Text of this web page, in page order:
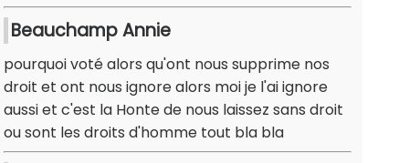
Beauchamp Annie
pourquoi voté alors qu'ont nous supprime nos
droit et ont nous ignore alors moi je l'ai ignore
aussi et c'est la Honte de nous laissez sans droit
ou sont les droits d'homme tout bla bla